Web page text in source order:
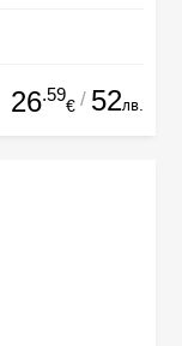
26.59
€ / 52лв.